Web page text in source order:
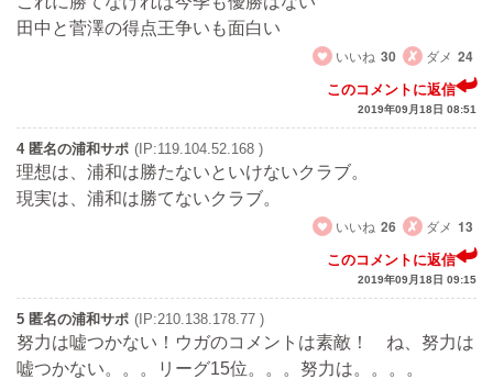
田中と菅澤の得点王争いも面白い
いいね 30 ダメ 24
このコメントに返信
2019年09月18日 08:51
4 匿名の浦和サポ (IP:119.104.52.168 )
理想は、浦和は勝たないといけないクラブ。
現実は、浦和は勝てないクラブ。
いいね 26 ダメ 13
このコメントに返信
2019年09月18日 09:15
5 匿名の浦和サポ (IP:210.138.178.77 )
努力は嘘つかない！ウガのコメントは素敵！ ね、努力は
嘘つかない。。。リーグ15位。。。努力は。。。。